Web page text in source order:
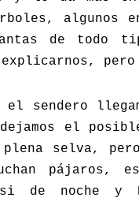
algunos
de todo
pero
el sendero
el
plena selva,
pájaros,
de noche